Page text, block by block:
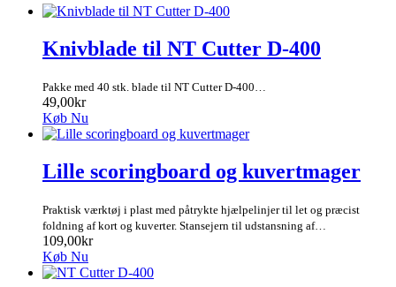
Knivblade til NT Cutter D-400
Pakke med 40 stk. blade til NT Cutter D-400…
49,00kr
Køb Nu
Lille scoringboard og kuvertmager
Praktisk værktøj i plast med påtrykte hjælpelinjer til let og præcist
foldning af kort og kuverter. Stansejern til udstansning af…
109,00kr
Køb Nu